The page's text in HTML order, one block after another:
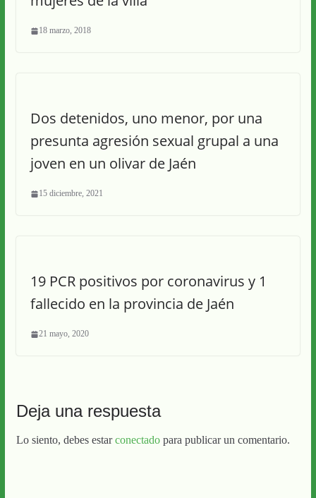
18 marzo, 2018
Dos detenidos, uno menor, por una
presunta agresión sexual grupal a una
joven en un olivar de Jaén
15 diciembre, 2021
19 PCR positivos por coronavirus y 1
fallecido en la provincia de Jaén
21 mayo, 2020
Deja una respuesta
Lo siento, debes estarconectadopara publicar un comentario.